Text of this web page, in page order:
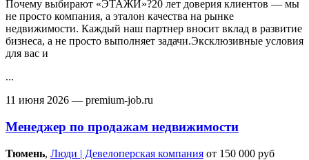
Почему выбирают «ЭТАЖИ»?20 лет доверия клиентов — мы
не просто компания, а эталон качества на рынке
недвижимости. Каждый наш партнер вносит вклад в развитие
бизнеса, а не просто выполняет задачи.Эксклюзивные условия
для вас и
...
11 июня 2026 — premium-job.ru
Менеджер по продажам недвижимости
Тюмень‎, Люди | Девелоперская компания от 150 000 руб